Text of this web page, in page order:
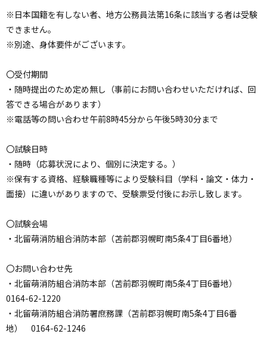
ュ
ー
へ
※日本国籍を有しない者、地方公務員法第16条に該当する者は受験
できません。
※別途、身体要件がございます。
〇受付期間
・随時提出のため定め無し（事前にお問い合わせいただければ、回
答できる場合があります）
※電話等の問い合わせ午前8時45分から午後5時30分まで
〇試験日時
・随時（応募状況により、個別に決定する。）
※保有する資格、経験職種等により受験科目（学科・論文・体力・
面接）に違いがありますので、受験票受付後にお示し致します。
〇試験会場
・北留萌消防組合消防本部（苫前郡羽幌町南5条4丁目6番地）
〇お問い合わせ先
・北留萌消防組合消防本部（苫前郡羽幌町南5条4丁目6番地）
0164-62-1220
・北留萌消防組合消防署庶務課（苫前郡羽幌町南5条4丁目6番
地） 0164-62-1246